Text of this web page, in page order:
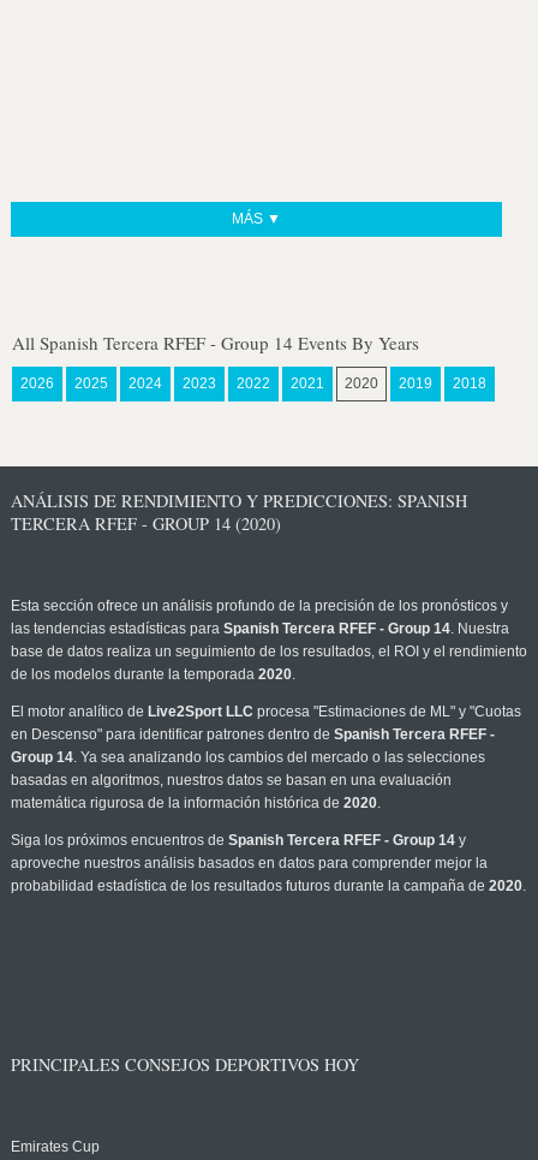
MÁS ▼
All Spanish Tercera RFEF - Group 14 Events By Years
2026 2025 2024 2023 2022 2021 2020 2019 2018
ANÁLISIS DE RENDIMIENTO Y PREDICCIONES: SPANISH
TERCERA RFEF - GROUP 14 (2020)
Esta sección ofrece un análisis profundo de la precisión de los pronósticos y
las tendencias estadísticas para Spanish Tercera RFEF - Group 14. Nuestra
base de datos realiza un seguimiento de los resultados, el ROI y el rendimiento
de los modelos durante la temporada 2020.
El motor analítico de Live2Sport LLC procesa "Estimaciones de ML" y "Cuotas
en Descenso" para identificar patrones dentro de Spanish Tercera RFEF -
Group 14. Ya sea analizando los cambios del mercado o las selecciones
basadas en algoritmos, nuestros datos se basan en una evaluación
matemática rigurosa de la información histórica de 2020.
Siga los próximos encuentros de Spanish Tercera RFEF - Group 14y
aproveche nuestros análisis basados en datos para comprender mejor la
probabilidad estadística de los resultados futuros durante la campaña de 2020.
PRINCIPALES CONSEJOS DEPORTIVOS HOY
Emirates Cup